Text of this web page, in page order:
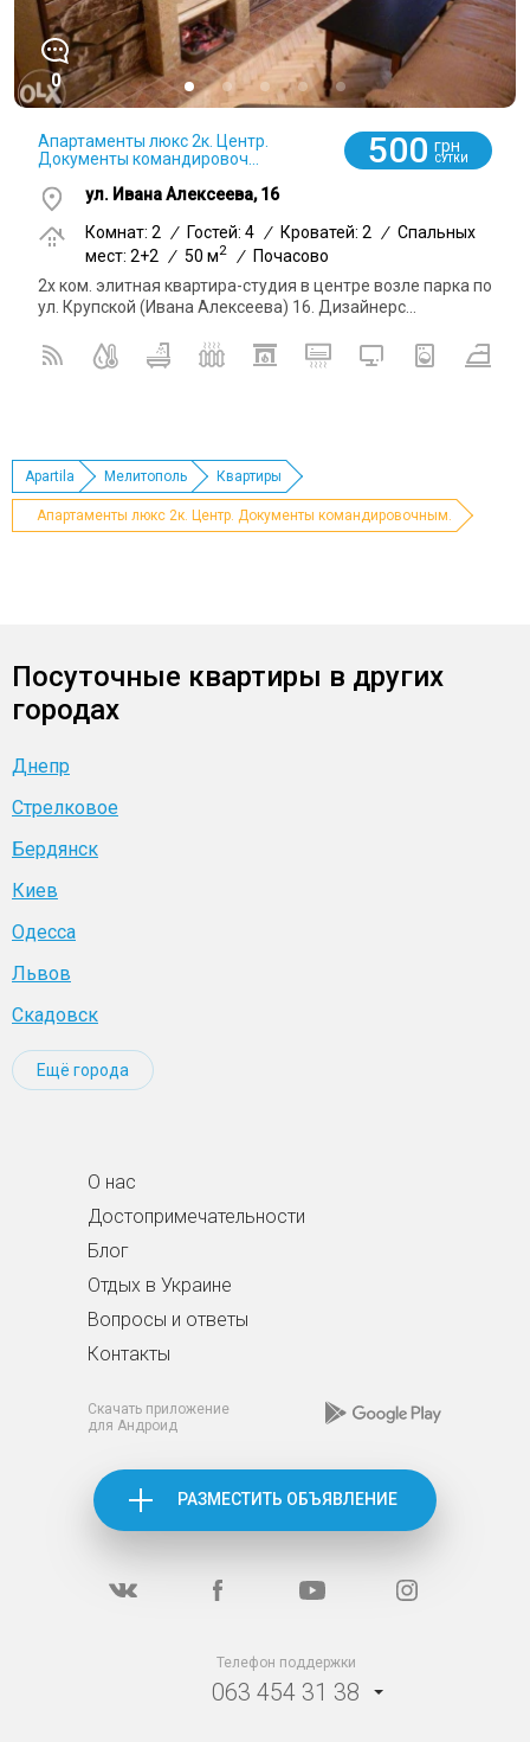
0
Апартаменты люкс 2к. Центр.
Документы командировоч...
500 грн
СУТКИ
ул. Ивана Алексеева, 16
Комнат: 2 / Гостей: 4 / Кроватей: 2 / Спальных
мест: 2+2
/ 50 м2 /
Почасово
2х ком. элитная квартира-студия в центре возле парка по
ул. Крупской (Ивана Алексеева) 16. Дизайнерс...
Apartila Мелитополь Квартиры
Апартаменты люкс 2к. Центр. Документы командировочным.
Посуточные квартиры в других
городах
Днепр
Стрелковое
Бердянск
Киев
Одесса
Львов
Скадовск
Ещё города
О нас
Достопримечательности
Блог
Отдых в Украине
Вопросы и ответы
Контакты
Скачать приложение
для Андроид
РАЗМЕСТИТЬ ОБЪЯВЛЕНИЕ
Телефон поддержки
063 454 31 38